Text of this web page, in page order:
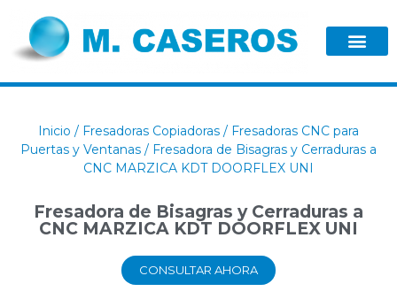
Inicio / Fresadoras Copiadoras / Fresadoras CNC para
Puertas y Ventanas / Fresadora de Bisagras y Cerraduras a
CNC MARZICA KDT DOORFLEX UNI
Fresadora de Bisagras y Cerraduras a
CNC MARZICA KDT DOORFLEX UNI
CONSULTAR AHORA